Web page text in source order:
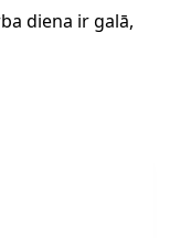
diena ir galā,